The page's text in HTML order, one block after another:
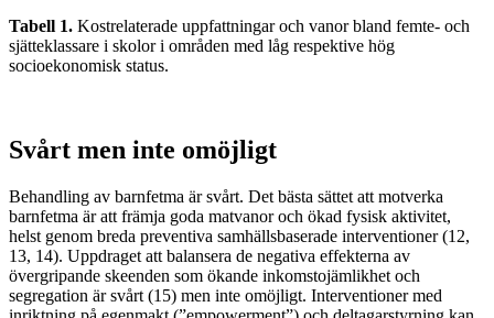
Tabell 1. Kostrelaterade uppfattningar och vanor bland femte- och
sjätteklassare i skolor i områden med låg respektive hög
socioekonomisk status.
Svårt men inte omöjligt
Behandling av barnfetma är svårt. Det bästa sättet att motverka
barnfetma är att främja goda matvanor och ökad fysisk aktivitet,
helst genom breda preventiva samhällsbaserade interventioner (12,
13, 14). Uppdraget att balansera de negativa effekterna av
övergripande skeenden som ökande inkomstojämlikhet och
segregation är svårt (15) men inte omöjligt. Interventioner med